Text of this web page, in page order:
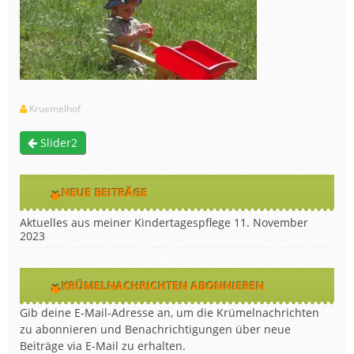
Kruemelhof
Slider2
NEUE BEITRÄGE
Aktuelles aus meiner Kindertagespflege 11. November
2023
KRÜMELNACHRICHTEN ABONNIEREN
Gib deine E-Mail-Adresse an, um die Krümelnachrichten
zu abonnieren und Benachrichtigungen über neue
Beiträge via E-Mail zu erhalten.